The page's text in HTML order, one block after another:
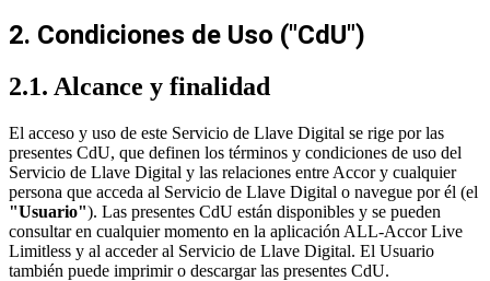
2. Condiciones de Uso ("CdU")
2.1. Alcance y finalidad
El acceso y uso de este Servicio de Llave Digital se rige por las
presentes CdU, que definen los términos y condiciones de uso del
Servicio de Llave Digital y las relaciones entre Accor y cualquier
persona que acceda al Servicio de Llave Digital o navegue por él (el
"Usuario"). Las presentes CdU están disponibles y se pueden
consultar en cualquier momento en la aplicación ALL-Accor Live
Limitless y al acceder al Servicio de Llave Digital. El Usuario
también puede imprimir o descargar las presentes CdU.